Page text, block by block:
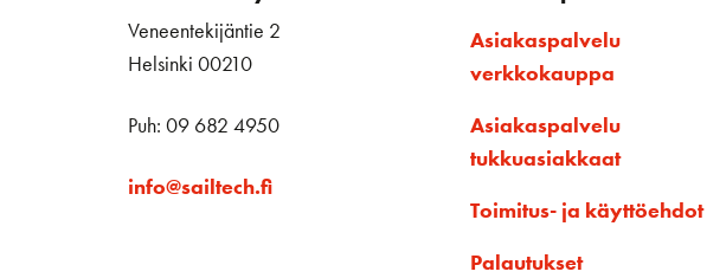
Veneentekijäntie 2
Helsinki 00210
Puh: 09 682 4950
info@sailtech.fi
Asiakaspalvelu
verkkokauppa
Asiakaspalvelu
tukkuasiakkaat
Toimitus- ja käyttöehdot
Palautukset